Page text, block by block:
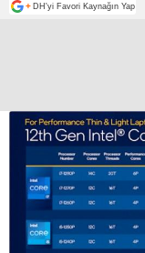
+ DH'yi Favori Kaynağın Yap